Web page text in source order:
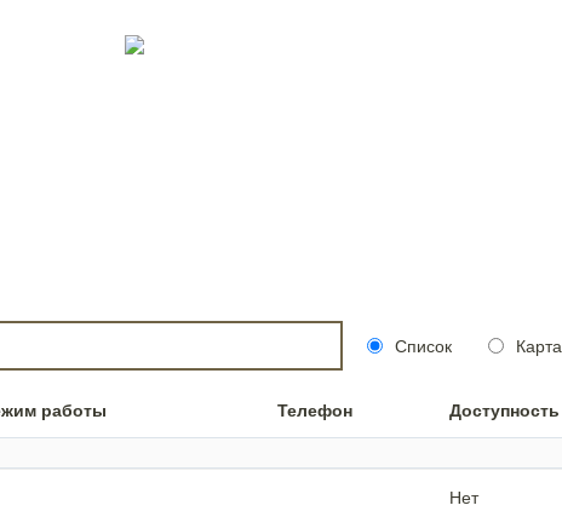
Список Карта
работы Телефон Доступность
Нет